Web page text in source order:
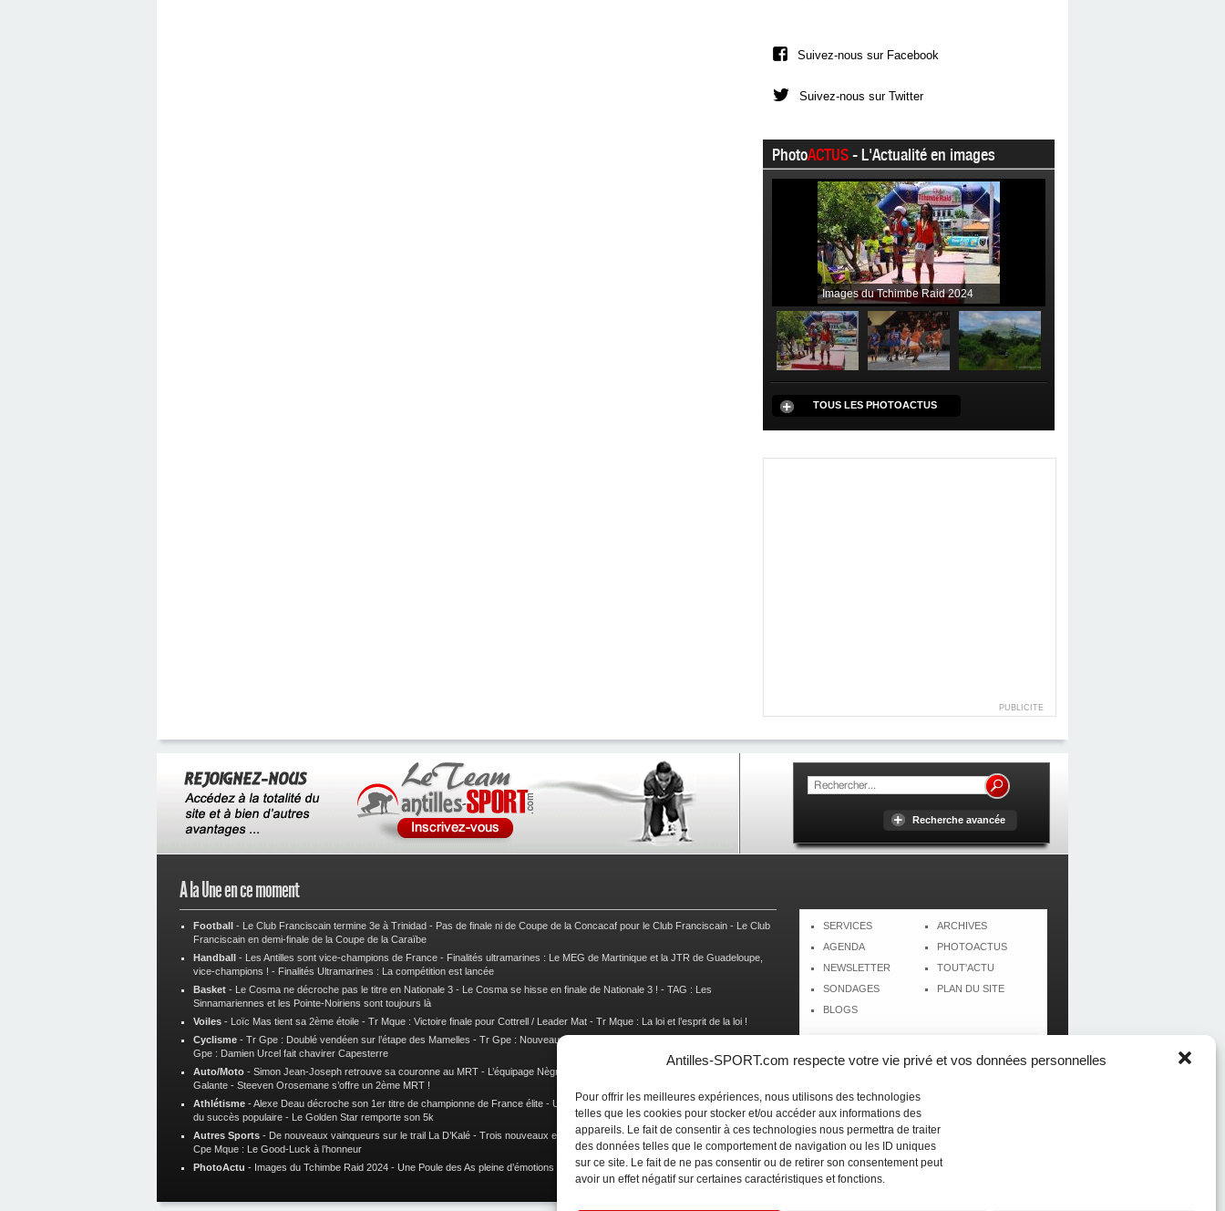
Antilles-SPORT.com respecte votre vie privé et vos données personnelles
Pour offrir les meilleures expériences, nous utilisons des technologies
telles que les cookies pour stocker et/ou accéder aux informations des
appareils. Le fait de consentir à ces technologies nous permettra de traiter
des données telles que le comportement de navigation ou les ID uniques
sur ce site. Le fait de ne pas consentir ou de retirer son consentement peut
avoir un effet négatif sur certaines caractéristiques et fonctions.
Suivez-nous sur Facebook
Suivez-nous sur Twitter
PhotoACTUS- L'Actualité en images
Images du Tchimbe Raid 2024
TOUS LES PHOTOACTUS
PUBLICITE
Recherche avancée
A la Une en ce moment
Football - Le Club Franciscain termine 3e à Trinidad - Pas de finale ni de Coupe de la Concacaf pour le Club Franciscain - Le Club
Franciscain en demi-finale de la Coupe de la Caraïbe
Handball - Les Antilles sont vice-champions de France - Finalités ultramarines : Le MEG de Martinique et la JTR de Guadeloupe,
vice-champions ! - Finalités Ultramarines : La compétition est lancée
Basket - Le Cosma ne décroche pas le titre en Nationale 3 - Le Cosma se hisse en finale de Nationale 3 ! - TAG : Les
Sinnamariennes et les Pointe-Noiriens sont toujours là
Voiles - Loïc Mas tient sa 2ème étoile - Tr Mque : Victoire finale pour Cottrell / Leader Mat - Tr Mque : La loi et l’esprit de la loi !
Cyclisme - Tr Gpe : Doublé vendéen sur l’étape des Mamelles - Tr Gpe : Nouveau changement de leader, Damien Urcel out
Gpe : Damien Urcel fait chavirer Capesterre
Auto/Moto - Simon Jean-Joseph retrouve sa couronne au MRT - L’équipage Nègre – Gérard remporte le 9e rallye du Pays Marie-
Galante - Steeven Orosemane s’offre un 2ème MRT !
Athlétisme -Alexe Deau décroche son 1er titre de championne de France élite - Un semi marathon sous le signe de la chaleur et
du succès populaire - Le Golden Star remporte son 5k
Autres Sports - De nouveaux vainqueurs sur le trail La D’Kalé - Trois nouveaux et un habitué au palmarès du Trail des Trésors-
Cpe Mque : Le Good-Luck à l’honneur
PhotoActu - Images du Tchimbe Raid 2024 - Une Poule des As pleine d’émotions ! Images de la Woulib 113 X-Trem
SERVICES
AGENDA
NEWSLETTER
SONDAGES
BLOGS
ARCHIVES
PHOTOACTUS
TOUT'ACTU
PLAN DU SITE